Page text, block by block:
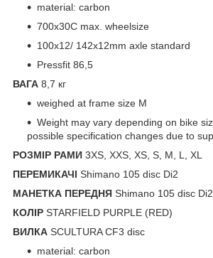
material: carbon
700x30C max. wheelsize
100x12/ 142x12mm axle standard
Pressfit 86,5
ВАГА 8,7 кг
weighed at frame size M
Weight may vary depending on bike
possible specification changes due to
РОЗМІР РАМИ 3XS, XXS, XS, S, M, L, XL
ПЕРЕМИКАЧІ Shimano 105 disc Di2
МАНЕТКА ПЕРЕДНЯ Shimano 105 disc Di2
КОЛІР STARFIELD PURPLE (RED)
ВИЛКА SCULTURA CF3 disc
material: carbon